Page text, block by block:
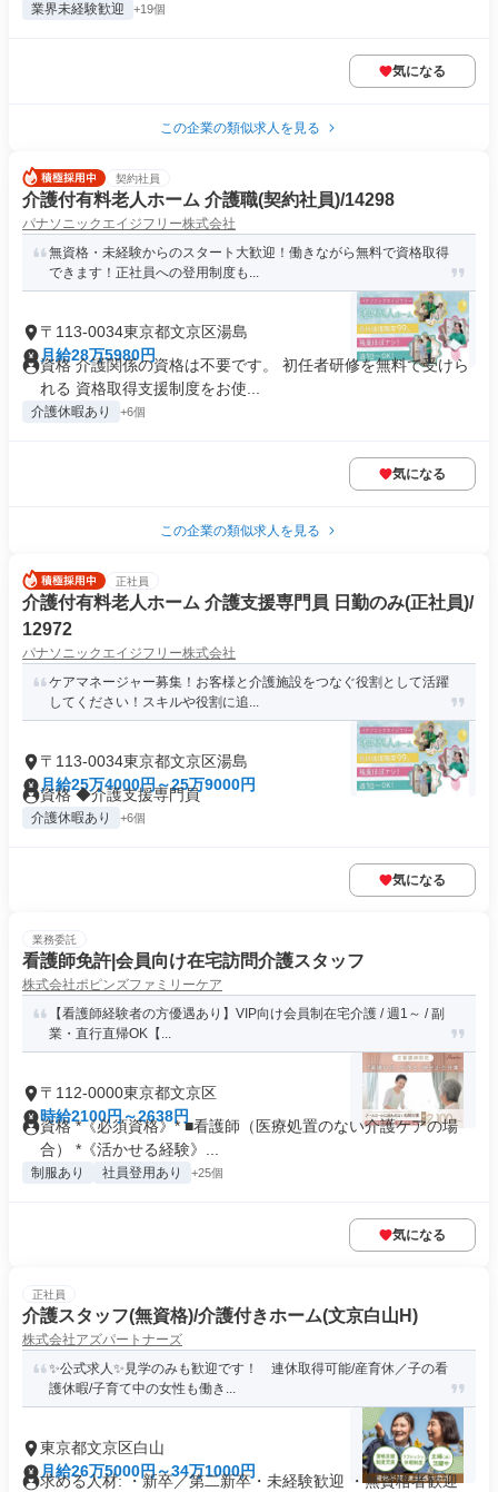
業界未経験歓迎 +19個
気になる
この企業の類似求人を見る
契約社員
介護付有料老人ホーム 介護職(契約社員)/14298
パナソニックエイジフリー株式会社
無資格・未経験からのスタート大歓迎！働きながら無料で資格取得
できます！正社員への登用制度も...
〒113-0034東京都文京区湯島
月給28万5980円
資格 介護関係の資格は不要です。 初任者研修を無料で受けら
れる 資格取得支援制度をお使...
介護休暇あり +6個
気になる
この企業の類似求人を見る
正社員
介護付有料老人ホーム 介護支援専門員 日勤のみ(正社員)/
12972
パナソニックエイジフリー株式会社
ケアマネージャー募集！お客様と介護施設をつなぐ役割として活躍
してください！スキルや役割に追...
〒113-0034東京都文京区湯島
月給25万4000円～25万9000円
資格 ◆介護支援専門員
介護休暇あり +6個
気になる
業務委託
看護師免許|会員向け在宅訪問介護スタッフ
株式会社ポピンズファミリーケア
【看護師経験者の方優遇あり】VIP向け会員制在宅介護 / 週1～ / 副
業・直行直帰OK【...
〒112-0000東京都文京区
時給2100円～2638円
資格 *《必須資格》* ■看護師（医療処置のない介護ケアの場
合） *《活かせる経験》...
制服あり 社員登用あり +25個
気になる
正社員
介護スタッフ(無資格)/介護付きホーム(文京白山H)
株式会社アズパートナーズ
✨公式求人✨見学のみも歓迎です！ 連休取得可能/産育休／子の看
護休暇/子育て中の女性も働き...
東京都文京区白山
月給26万5000円～34万1000円
求める人材: ・新卒／第二新卒・未経験歓迎 ・無資格者歓迎